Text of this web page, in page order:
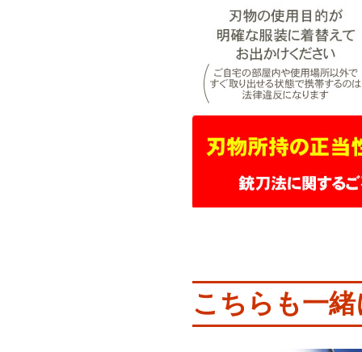
こちらも一